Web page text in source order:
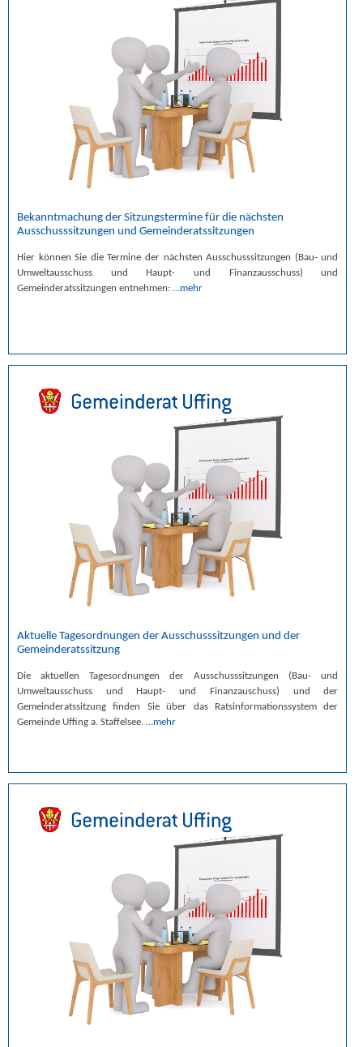
Bekanntmachung der Sitzungstermine für die nächsten
Ausschusssitzungen und Gemeinderatssitzungen
Hier können Sie die Termine der nächsten Ausschusssitzungen (Bau- und
Umweltausschuss und Haupt- und Finanzausschuss) und
Gemeinderatssitzungen entnehmen: …mehr
Aktuelle Tagesordnungen der Ausschusssitzungen und der
Gemeinderatssitzung
Die aktuellen Tagesordnungen der Ausschusssitzungen (Bau- und
Umweltausschuss und Haupt- und Finanzauschuss) und der
Gemeinderatssitzung finden Sie über das Ratsinformationssystem der
Gemeinde Uffing a. Staffelsee. …mehr